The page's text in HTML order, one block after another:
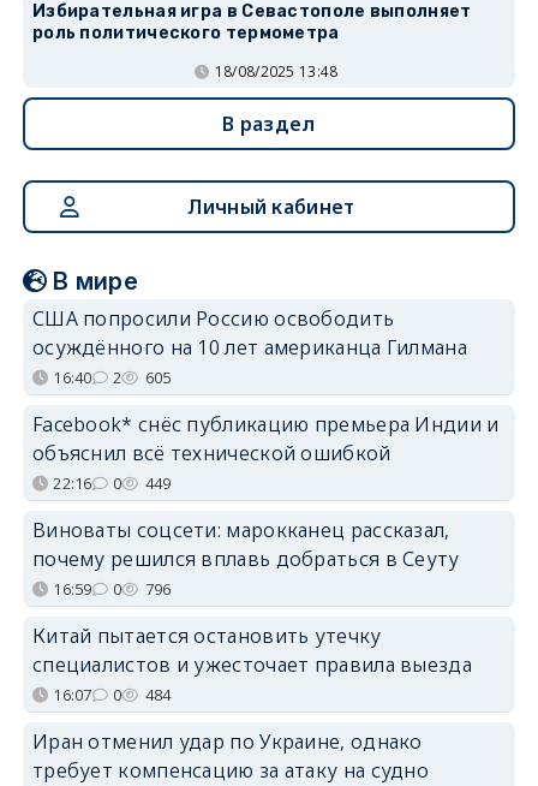
Избирательная игра в Севастополе выполняет
роль политического термометра
18/08/2025 13:48
В раздел
Личный кабинет
В мире
США попросили Россию освободить
осуждённого на 10 лет американца Гилмана
16:40 2 605
Facebook* снёс публикацию премьера Индии и
объяснил всё технической ошибкой
22:16 0 449
Виноваты соцсети: марокканец рассказал,
почему решился вплавь добраться в Сеуту
16:59 0 796
Китай пытается остановить утечку
специалистов и ужесточает правила выезда
16:07 0 484
Иран отменил удар по Украине, однако
требует компенсацию за атаку на судно